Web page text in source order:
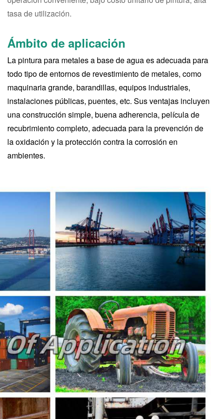
tasa de utilización.
Ámbito de aplicación
La pintura para metales a base de agua es adecuada para
todo tipo de entornos de revestimiento de metales, como
maquinaria grande, barandillas, equipos industriales,
instalaciones públicas, puentes, etc. Sus ventajas incluyen
una construcción simple, buena adherencia, película de
recubrimiento completo, adecuada para la prevención de
la oxidación y la protección contra la corrosión en
ambientes.